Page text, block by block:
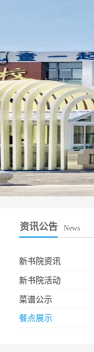
资讯公告 News
新书院资讯
新书院活动
菜谱公示
餐点展示